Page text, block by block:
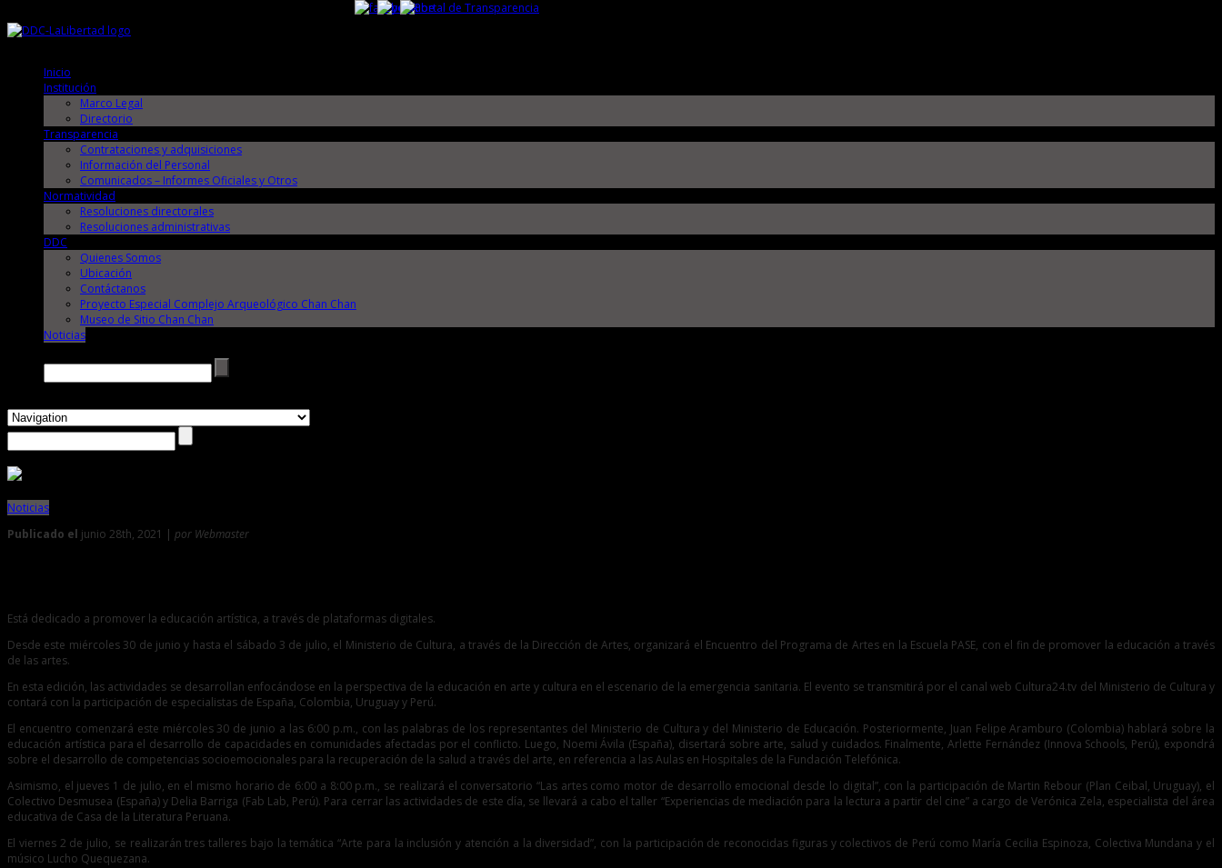
Inicio
Institución
Marco Legal
Directorio
Transparencia
Contrataciones y adquisiciones
Información del Personal
Comunicados – Informes Oficiales y Otros
Normatividad
Resoluciones directorales
Resoluciones administrativas
DDC
Quienes Somos
Ubicación
Contáctanos
Proyecto Especial Complejo Arqueológico Chan Chan
Museo de Sitio Chan Chan
Noticias
Noticias
Publicado el junio 28th, 2021 | por Webmaster
Está dedicado a promover la educación artística, a través de plataformas digitales.
Desde este miércoles 30 de junio y hasta el sábado 3 de julio, el Ministerio de Cultura, a través de la Dirección de Artes, organizará el Encuentro del Programa de Artes en la Escuela PASE, con el fin de promover la educación a través
de las artes.
En esta edición, las actividades se desarrollan enfocándose en la perspectiva de la educación en arte y cultura en el escenario de la emergencia sanitaria. El evento se transmitirá por el canal web Cultura24.tv del Ministerio de Cultura y
contará con la participación de especialistas de España, Colombia, Uruguay y Perú.
El encuentro comenzará este miércoles 30 de junio a las 6:00 p.m., con las palabras de los representantes del Ministerio de Cultura y del Ministerio de Educación. Posteriormente, Juan Felipe Aramburo (Colombia) hablará sobre la
educación artística para el desarrollo de capacidades en comunidades afectadas por el conflicto. Luego, Noemi Ávila (España), disertará sobre arte, salud y cuidados. Finalmente, Arlette Fernández (Innova Schools, Perú), expondrá
sobre el desarrollo de competencias socioemocionales para la recuperación de la salud a través del arte, en referencia a las Aulas en Hospitales de la Fundación Telefónica.
Asimismo, el jueves 1 de julio, en el mismo horario de 6:00 a 8:00 p.m., se realizará el conversatorio “Las artes como motor de desarrollo emocional desde lo digital”, con la participación de Martin Rebour (Plan Ceibal, Uruguay), el
Colectivo Desmusea (España) y Delia Barriga (Fab Lab, Perú). Para cerrar las actividades de este día, se llevará a cabo el taller “Experiencias de mediación para la lectura a partir del cine” a cargo de Verónica Zela, especialista del área
educativa de Casa de la Literatura Peruana.
El viernes 2 de julio, se realizarán tres talleres bajo la temática “Arte para la inclusión y atención a la diversidad”, con la participación de reconocidas figuras y colectivos de Perú como María Cecilia Espinoza, Colectiva Mundana y el
músico Lucho Quequezana.